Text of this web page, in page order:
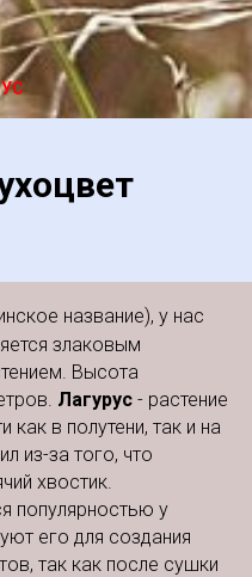
название), у нас
злаковым
Высота
Лагурус - растение
в полутени, так и на
из-за того, что
хвостик.
популярностью у
его для создания
так как после сушки